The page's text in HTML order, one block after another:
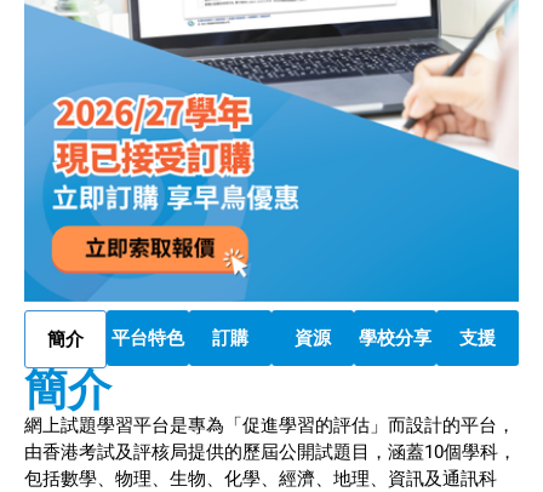
簡介 平台特色 訂購 資源 學校分享 支援
簡介
網上試題學習平台是專為「促進學習的評估」而設計的平台，
由香港考試及評核局提供的歷屆公開試題目，涵蓋10個學科，
包括數學、物理、生物、化學、經濟、地理、資訊及通訊科